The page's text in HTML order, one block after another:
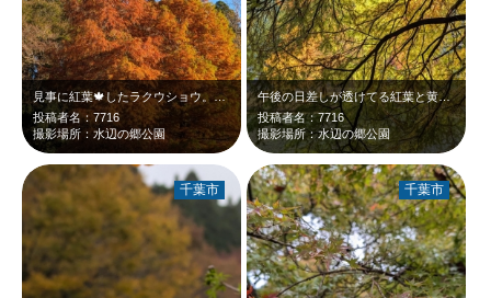
見事に紅葉🍁したラクウショウ。夕陽も差して輝いてます。
投稿者名：7716
撮影場所：水辺の郷公園
午後の日差しが透けてる紅葉と黄葉。とても神秘的できれいです。木は、ラクウショウ。
投稿者名：7716
撮影場所：水辺の郷公園
千葉市 千葉市